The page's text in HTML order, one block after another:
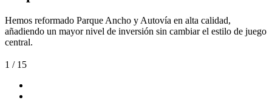
Hemos reformado Parque Ancho y Autovía en alta calidad,
añadiendo un mayor nivel de inversión sin cambiar el estilo de juego
central.
1 / 15